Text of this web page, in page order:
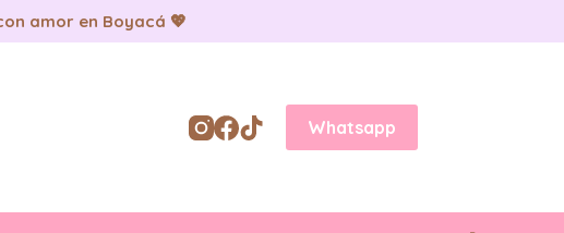
amor en Boyacá 💖
Whatsapp